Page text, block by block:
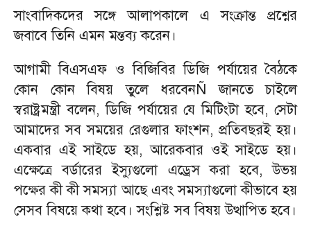
সাংবাদিকদের সঙ্গে আলাপকালে এ সংক্রান্ত প্রশ্নের
জবাবে তিনি এমন মন্তব্য করেন।
আগামী বিএসএফ ও বিজিবির ডিজি পর্যায়ের বৈঠকে
কোন কোন বিষয় তুলে ধরবেনÑ জানতে চাইলে
স্বরাষ্ট্রমন্ত্রী বলেন, ডিজি পর্যায়ের যে মিটিংটা হবে, সেটা
আমাদের সব সময়ের রেগুলার ফাংশন, প্রতিবছরই হয়।
একবার এই সাইডে হয়, আরেকবার ওই সাইডে হয়।
এক্ষেত্রে বর্ডারের ইস্যুগুলো এড্রেস করা হবে, উভয়
পক্ষের কী কী সমস্যা আছে এবং সমস্যাগুলো কীভাবে হয়
সেসব বিষয়ে কথা হবে। সংশ্লিষ্ট সব বিষয় উত্থাপিত হবে।